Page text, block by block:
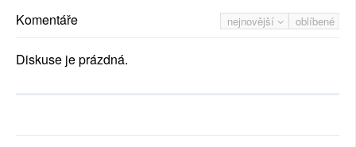
nejnovější oblíbené
Komentáře
Diskuse je prázdná.